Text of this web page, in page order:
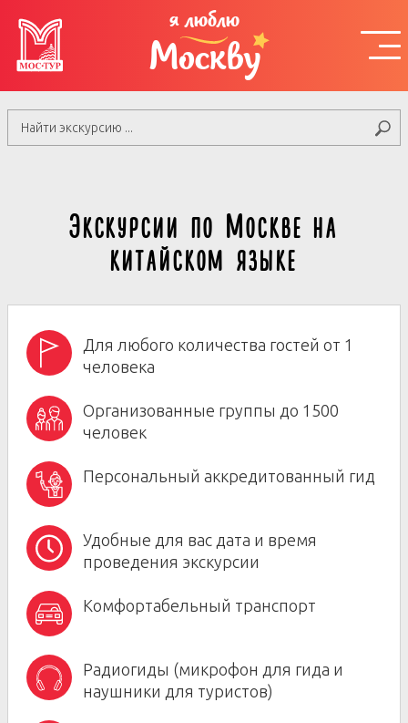
я люблю
Москву
Экскурсии по Москве на
китайском языке
Для любого количества гостей от 1
человека
Организованные группы до 1500
человек
Персональный аккредитованный гид
Удобные для вас дата и время
проведения экскурсии
Комфортабельный транспорт
Радиогиды (микрофон для гида и
наушники для туристов)